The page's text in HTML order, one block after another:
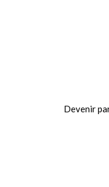
Devenir